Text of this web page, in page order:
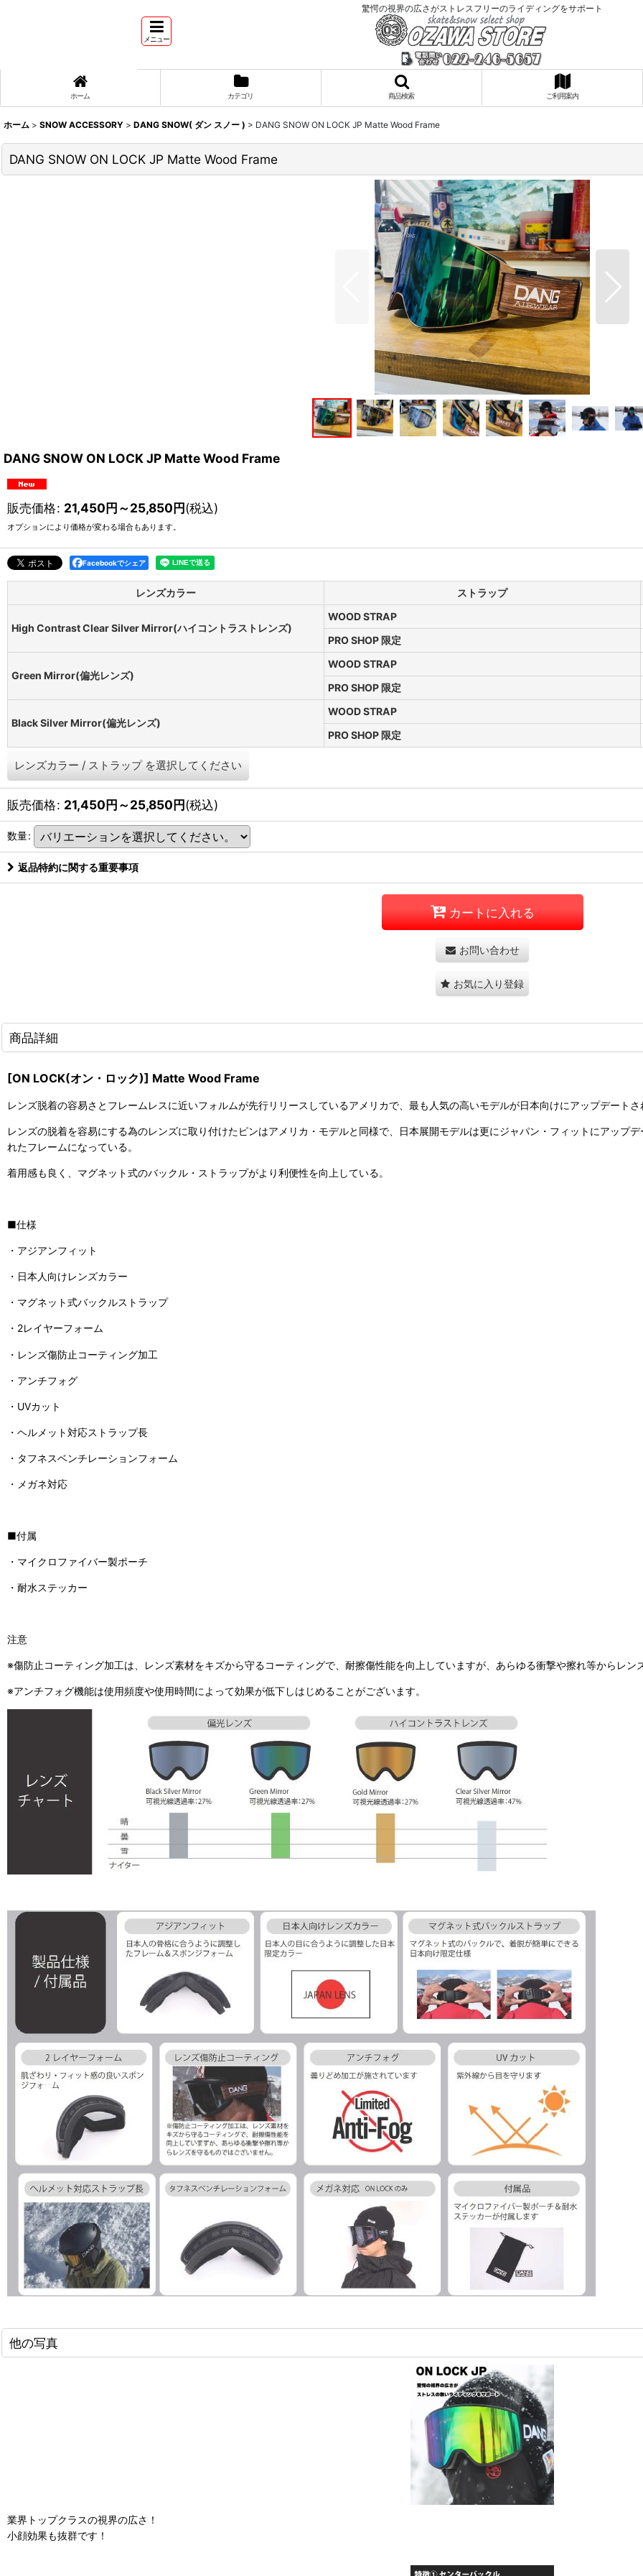
驚愕の視界の広さがストレスフリーのライディングをサポート
メニュー
ホーム カテゴリ 商品検索 ご利用案内
ホーム > SNOW ACCESSORY > DANG SNOW( ダン スノー ) > DANG SNOW ON LOCK JP Matte Wood Frame
DANG SNOW ON LOCK JP Matte Wood Frame
DANG SNOW ON LOCK JP Matte Wood Frame
販売価格: 21,450円～25,850円(税込)
オプションにより価格が変わる場合もあります。
Facebookでシェア
レンズカラー ストラップ
High Contrast Clear Silver Mirror(ハイコントラストレンズ)
WOOD STRAP
PRO SHOP 限定
Green Mirror(偏光レンズ)
WOOD STRAP
PRO SHOP 限定
Black Silver Mirror(偏光レンズ)
WOOD STRAP
PRO SHOP 限定
レンズカラー / ストラップ を選択してください
販売価格: 21,450円～25,850円(税込)
数量:
返品特約に関する重要事項
カートに入れる
お問い合わせ
お気に入り登録
商品詳細
[ON LOCK(オン・ロック)] Matte Wood Frame
レンズ脱着の容易さとフレームレスに近いフォルムが先行リリースしているアメリカで、最も人気の高いモデルが日本向けにアップデートさ
レンズの脱着を容易にする為のレンズに取り付けたピンはアメリカ・モデルと同様で、日本展開モデルは更にジャパン・フィットにアップ
れたフレームになっている。
着用感も良く、マグネット式のバックル・ストラップがより利便性を向上している。
■仕様
・アジアンフィット
・日本人向けレンズカラー
・マグネット式バックルストラップ
・2レイヤーフォーム
・レンズ傷防止コーティング加工
・アンチフォグ
・UVカット
・ヘルメット対応ストラップ長
・タフネスベンチレーションフォーム
・メガネ対応
■付属
・マイクロファイバー製ポーチ
・耐水ステッカー
注意
※傷防止コーティング加工は、レンズ素材をキズから守るコーティングで、耐擦傷性能を向上していますが、あらゆる衝撃や擦れ等からレン
※アンチフォグ機能は使用頻度や使用時間によって効果が低下しはじめることがございます。
他の写真
業界トップクラスの視界の広さ！
小顔効果も抜群です！